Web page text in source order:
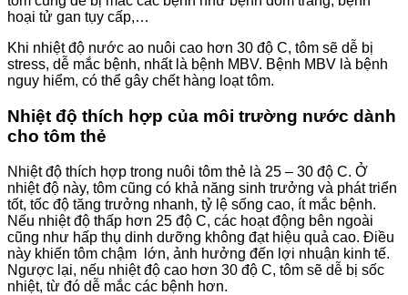
hoại tử gan tụy cấp,…
Khi nhiệt độ nước ao nuôi cao hơn 30 độ C, tôm sẽ dễ bị
stress, dễ mắc bệnh, nhất là bệnh MBV. Bệnh MBV là bệnh
nguy hiểm, có thể gây chết hàng loạt tôm.
Nhiệt độ thích hợp của môi trường nước dành
cho tôm thẻ
Nhiệt độ thích hợp trong nuôi tôm thẻ là 25 – 30 độ C. Ở
nhiệt độ này, tôm cũng có khả năng sinh trưởng và phát triển
tốt, tốc độ tăng trưởng nhanh, tỷ lệ sống cao, ít mắc bệnh.
Nếu nhiệt độ thấp hơn 25 độ C, các hoạt động bên ngoài
cũng như hấp thụ dinh dưỡng không đạt hiệu quả cao. Điều
này khiến tôm chậm lớn, ảnh hưởng đến lợi nhuận kinh tế.
Ngược lại, nếu nhiệt độ cao hơn 30 độ C, tôm sẽ dễ bị sốc
nhiệt, từ đó dễ mắc các bệnh hơn.